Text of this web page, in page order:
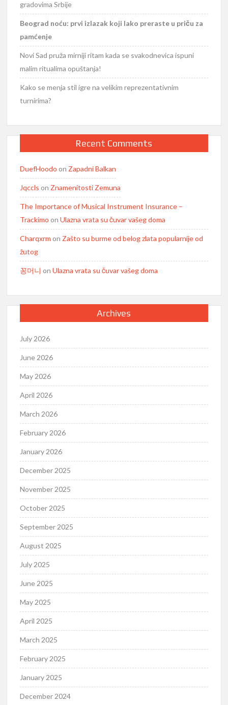
gradovima Srbije
Beograd noću: prvi izlazak koji lako preraste u priču za
pamćenje
Novi Sad pruža mirniji ritam kada se svakodnevica ispuni
malim ritualima opuštanja!
Kako se menja stil igre na velikim reprezentativnim
turnirima?
Recent Comments
DuefHoodo on Zapadni Balkan
Jqccls on Znamenitosti Zemuna
The Importance of Musical Instrument Insurance –
Trackimo onUlazna vrata su čuvar vašeg doma
Charqxrm on Zašto su burme od belog zlata popularnije od
žutog
꽁머니 onUlazna vrata su čuvar vašeg doma
Archives
July 2026
June 2026
May 2026
April 2026
March 2026
February 2026
January 2026
December 2025
November 2025
October 2025
September 2025
August 2025
July 2025
June 2025
May 2025
April 2025
March 2025
February 2025
January 2025
December 2024